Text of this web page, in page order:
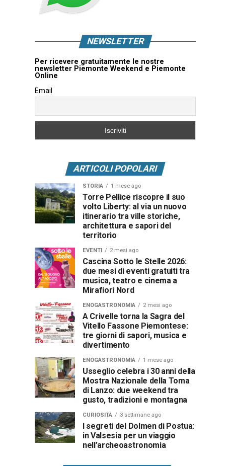
NEWSLETTER
Per ricevere gratuitamente le nostre
newsletter Piemonte Weekend e Piemonte
Online
Email
ARTICOLI POPOLARI
STORIA 1 mese ago
Torre Pellice riscopre il suo
volto Liberty: al via un nuovo
itinerario tra ville storiche,
architettura e sapori del
territorio
EVENTI 2 mesi ago
Cascina Sotto le Stelle 2026:
due mesi di eventi gratuiti tra
musica, teatro e cinema a
Mirafiori Nord
ENOGASTRONOMIA 2 mesi ago
A Crivelle torna la Sagra del
Vitello Fassone Piemontese:
tre giorni di sapori, musica e
divertimento
ENOGASTRONOMIA 1 mese ago
Usseglio celebra i 30 anni della
Mostra Nazionale della Toma
di Lanzo: due weekend tra
gusto, tradizioni e montagna
CURIOSITÀ 3 settimane ago
I segreti del Dolmen di Postua:
in Valsesia per un viaggio
nell’archeoastronomia